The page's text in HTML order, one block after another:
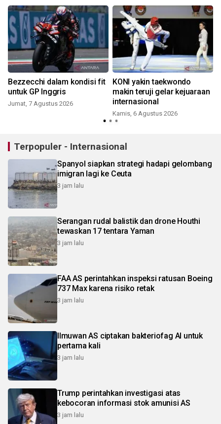
Bezzecchi dalam kondisi fit
untuk GP Inggris
Jumat, 7 Agustus 2026
KONI yakin taekwondo
makin teruji gelar kejuaraan
internasional
Kamis, 6 Agustus 2026
Terpopuler - Internasional
Spanyol siapkan strategi hadapi gelombang
imigran lagi ke Ceuta
3 jam lalu
Serangan rudal balistik dan drone Houthi
tewaskan 17 tentara Yaman
3 jam lalu
FAA AS perintahkan inspeksi ratusan Boeing
737 Max karena risiko retak
3 jam lalu
Ilmuwan AS ciptakan bakteriofag AI untuk
pertama kali
3 jam lalu
Trump perintahkan investigasi atas
kebocoran informasi stok amunisi AS
3 jam lalu